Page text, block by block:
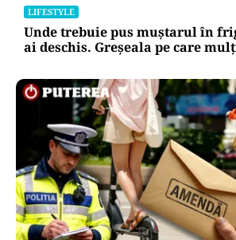
Alte Articole